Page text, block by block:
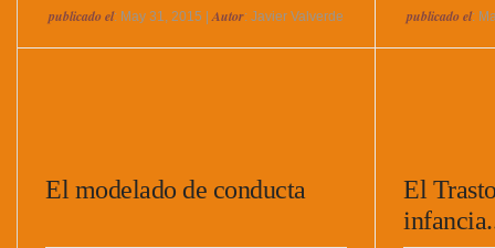
publicado el: May 31, 2015 |Autor: Javier Valverde publicado el:
El modelado de conducta
El